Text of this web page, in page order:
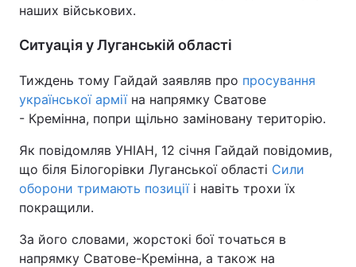
наших військових.
Ситуація у Луганській області
Тиждень тому Гайдай заявляв про просування
української армії на напрямку Сватове
- Кремінна, попри щільно заміновану територію.
Як повідомляв УНІАН, 12 січня Гайдай повідомив,
що біля Білогорівки Луганської області Сили
оборони тримають позиціїі навіть трохи їх
покращили.
За його словами, жорстокі бої точаться в
напрямку Сватове-Кремінна, а також на